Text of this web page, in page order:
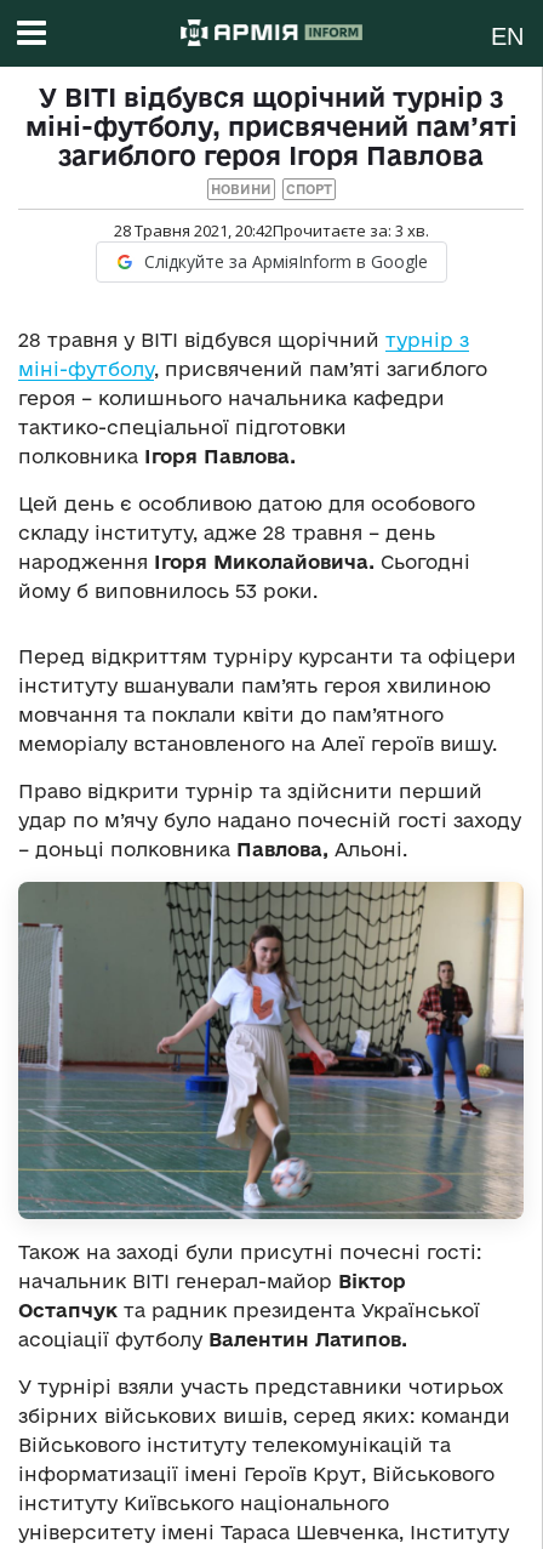
EN
У ВІТІ відбувся щорічний турнір з
міні-футболу, присвячений пам’яті
загиблого героя Ігоря Павлова
НОВИНИ СПОРТ
28 Травня 2021, 20:42Прочитаєте за: 3 хв.
Слідкуйте за АрміяInform в Google
28 травня у ВІТІ відбувся щорічний турнір з
міні-футболу, присвячений пам’яті загиблого
героя – колишнього начальника кафедри
тактико-спеціальної підготовки
полковника Ігоря Павлова.
Цей день є особливою датою для особового
складу інституту, адже 28 травня – день
народження Ігоря Миколайовича. Сьогодні
йому б виповнилось 53 роки.
Перед відкриттям турніру курсанти та офіцери
інституту вшанували пам’ять героя хвилиною
мовчання та поклали квіти до пам’ятного
меморіалу встановленого на Алеї героїв вишу.
Право відкрити турнір та здійснити перший
удар по м’ячу було надано почесній гості заходу
– доньці полковника Павлова, Альоні.
Також на заході були присутні почесні гості:
начальник ВІТІ генерал-майор Віктор
Остапчук та радник президента Української
асоціації футболу Валентин Латипов.
У турнірі взяли участь представники чотирьох
збірних військових вишів, серед яких: команди
Військового інституту телекомунікацій та
інформатизації імені Героїв Крут, Військового
інституту Київського національного
університету імені Тараса Шевченка, Інституту